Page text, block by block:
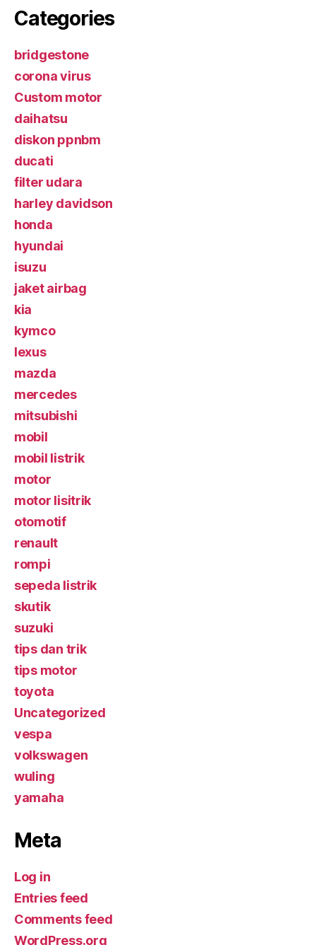
Categories
bridgestone
corona virus
Custom motor
daihatsu
diskon ppnbm
ducati
filter udara
harley davidson
honda
hyundai
isuzu
jaket airbag
kia
kymco
lexus
mazda
mercedes
mitsubishi
mobil
mobil listrik
motor
motor lisitrik
otomotif
renault
rompi
sepeda listrik
skutik
suzuki
tips dan trik
tips motor
toyota
Uncategorized
vespa
volkswagen
wuling
yamaha
Meta
Log in
Entries feed
Comments feed
WordPress.org